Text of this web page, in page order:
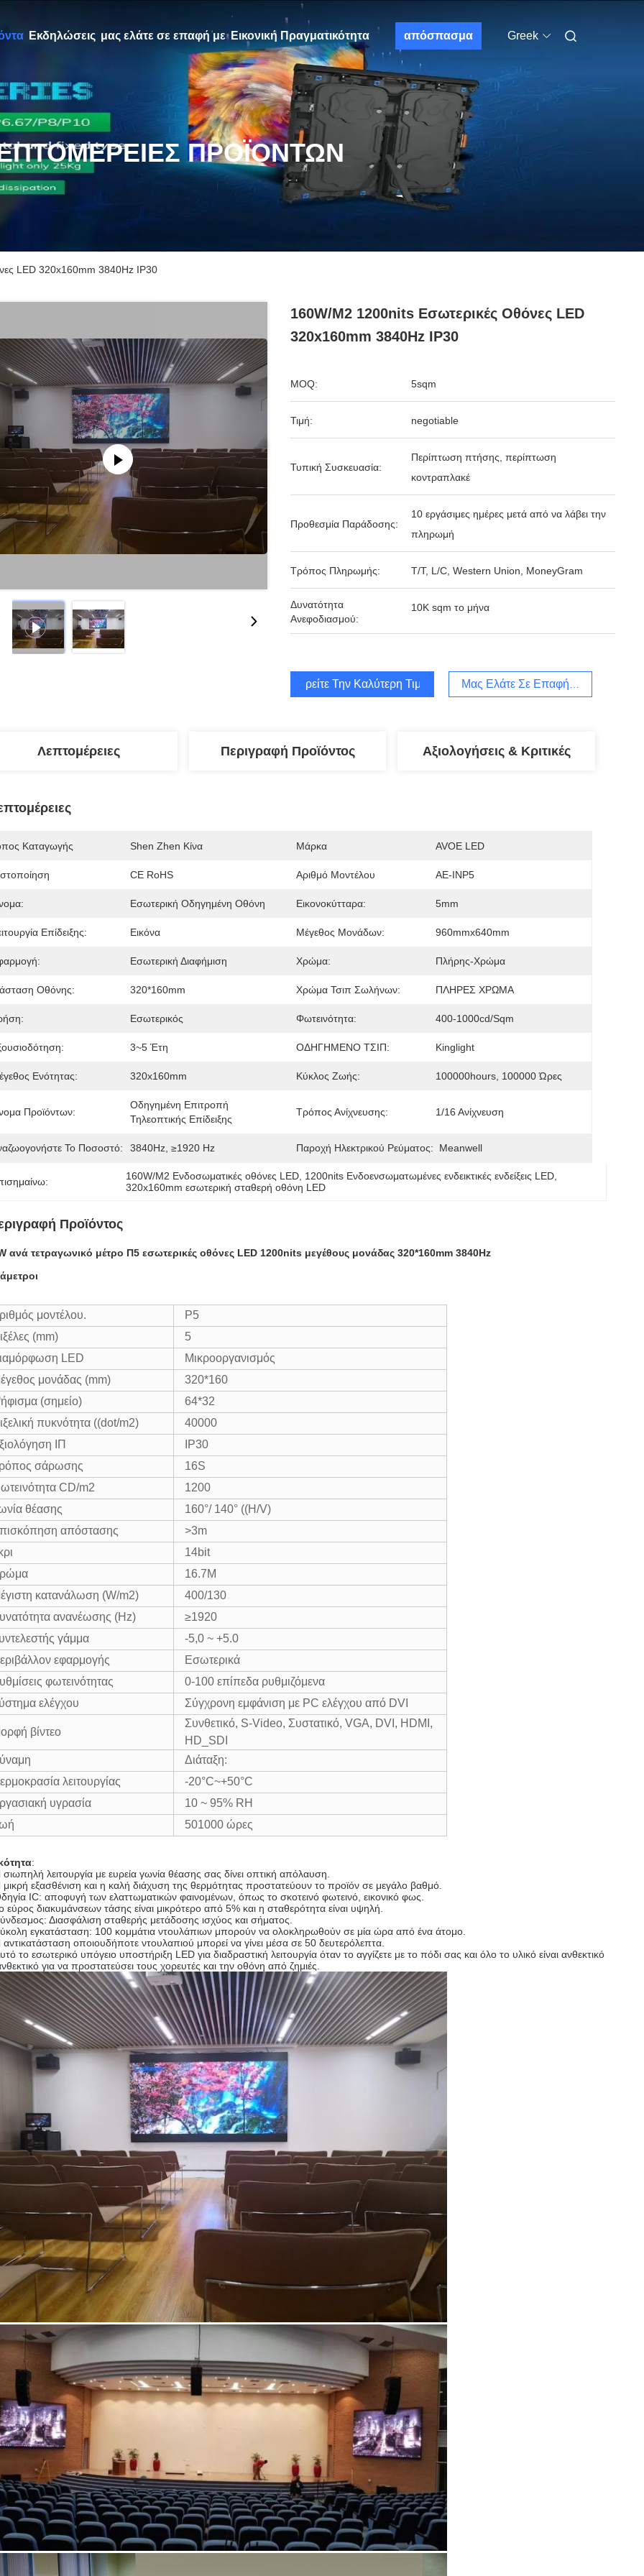
Εκδηλώσεις μας ελάτε σε επαφή με Εικονική Πραγματικότητα απόσπασμα Greek
ΠΡΟΪΌΝΤΩΝ
LED 320x160mm 3840Hz IP30
160W/M2 1200nits Εσωτερικές Οθόνες LED
320x160mm 3840Hz IP30
MOQ: 5sqm
Τιμή: negotiable
Τυπική Συσκευασία:
Περίπτωση πτήσης, περίπτωση
κοντραπλακέ
Προθεσμία Παράδοσης:
10 εργάσιμες ημέρες μετά από να λάβει την
πληρωμή
Τρόπος Πληρωμής: T/T, L/C, Western Union, MoneyGram
Δυνατότητα
Ανεφοδιασμού:
10K sqm το μήνα
Βρείτε Την Καλύτερη Τιμή Μας Ελάτε Σε Επαφή Με
Λεπτομέρειες Περιγραφή Προϊόντος Αξιολογήσεις & Κριτικές
Καταγωγής Shen Zhen Κίνα Μάρκα AVOE LED
CE RoHS Αριθμό Μοντέλου AE-INP5
Εσωτερική Οδηγημένη Οθόνη Εικονοκύτταρα: 5mm
Επίδειξης: Εικόνα Μέγεθος Μονάδων: 960mmx640mm
Εσωτερική Διαφήμιση Χρώμα: Πλήρης-Χρώμα
Οθόνης: 320*160mm Χρώμα Τσιπ Σωλήνων: ΠΛΗΡΕΣ ΧΡΩΜΑ
Εσωτερικός Φωτεινότητα: 400-1000cd/sqm
3~5 Έτη ΟΔΗΓΗΜΕΝΟ ΤΣΙΠ: Kinglight
Ενότητας: 320x160mm Κύκλος Ζωής: 100000hours, 100000 Ώρες
Προϊόντων:
Οδηγημένη Επιτροπή
Τηλεοπτικής Επίδειξης
Τρόπος Ανίχνευσης: 1/16 Ανίχνευση
Το Ποσοστό: 3840Hz, ≥1920 Hz Παροχή Ηλεκτρικού Ρεύματος: Meanwell
160W/M2 Ενδοσωματικές οθόνες LED 1200nits Ενδοενσωματωμένες ενδεικτικές ενδείξεις LED
320x160mm εσωτερική σταθερή οθόνη LED
Προϊόντος
ανά τετραγωνικό μέτρο Π5 εσωτερικές οθόνες LED 1200nits μεγέθους μονάδας 320*160mm 3840Hz
μοντέλου.
P5
(mm)
5
LED
Μικροοργανισμός
μονάδας (mm)
320*160
(σημείο)
64*32
πυκνότητα ((dot/m2)
40000
ΙΠ
IP30
σάρωσης
16S
CD/m2
1200
θέασης
160°/ 140° ((H/V)
απόστασης
>3m
14bit
16.7M
κατανάλωση (W/m2)
400/130
ανανέωσης (Hz)
≥1920
γάμμα
-5,0 ~ +5.0
εφαρμογής
Εσωτερικά
φωτεινότητας
0-100 επίπεδα ρυθμιζόμενα
ελέγχου
Σύγχρονη εμφάνιση με PC ελέγχου από DVI
βίντεο
Συνθετικό, S-Video, Συστατικό, VGA, DVI, HDMI,
HD_SDI
Διάταξη:
λειτουργίας
-20°C~+50°C
υγρασία
10 ~ 95% RH
501000 ώρες
:
σιωπηλή λειτουργία με ευρεία γωνία θέασης σας δίνει οπτική απόλαυση.
μικρή εξασθένιση και η καλή διάχυση της θερμότητας προστατεύουν το προϊόν σε μεγάλο βαθμό.
IC: αποφυγή των ελαττωματικών φαινομένων, όπως το σκοτεινό φωτεινό, εικονικό φως.
εύρος διακυμάνσεων τάσης είναι μικρότερο από 5% και η σταθερότητα είναι υψηλή.
Διασφάλιση σταθερής μετάδοσης ισχύος και σήματος.
εγκατάσταση: 100 κομμάτια ντουλάπιων μπορούν να ολοκληρωθούν σε μία ώρα από ένα άτομο.
αντικατάσταση οποιουδήποτε ντουλαπιού μπορεί να γίνει μέσα σε 50 δευτερόλεπτα.
το εσωτερικό υπόγειο υποστήριξη LED για διαδραστική λειτουργία όταν το αγγίζετε με το πόδι σας και όλο το υλικό είναι ανθεκτικό
για να προστατεύσει τους χορευτές και την οθόνη από ζημιές.